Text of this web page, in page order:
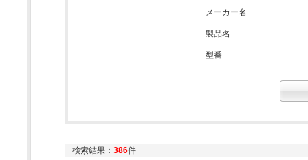
メーカー名
製品名
型番
検索結果： 386件